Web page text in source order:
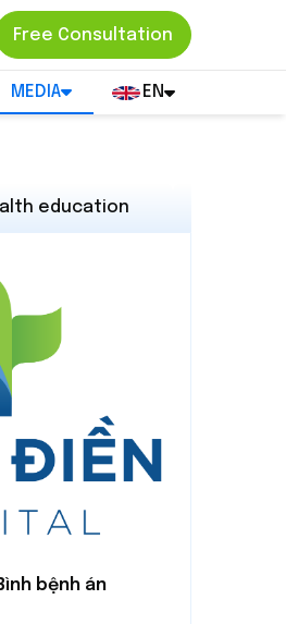
Free Consultation
MEDIA EN
education
bệnh án